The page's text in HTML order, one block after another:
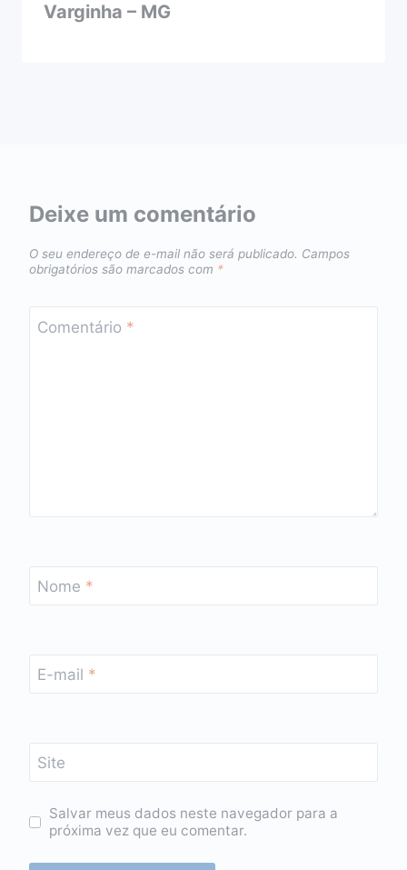
Varginha – MG
Deixe um comentário
O seu endereço de e-mail não será publicado. Campos
obrigatórios são marcados com *
Comentário *
Nome *
E-mail *
Site
Salvar meus dados neste navegador para a
próxima vez que eu comentar.